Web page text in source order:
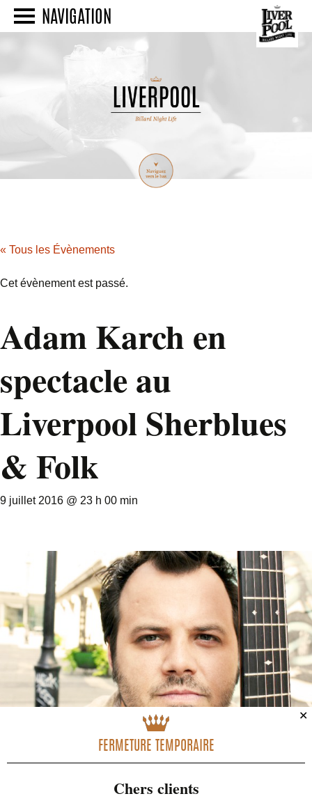
NAVIGATION
« Tous les Évènements
Cet évènement est passé.
Adam Karch en
spectacle au
Liverpool Sherblues
& Folk
9 juillet 2016 @ 23 h 00 min
✕
FERMETURE TEMPORAIRE
Chers clients